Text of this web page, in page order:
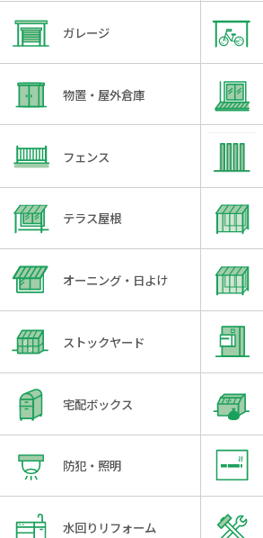
ガレージ
物置・屋外倉庫
フェンス
テラス屋根
オーニング・日よけ
ストックヤード
宅配ボックス
防犯・照明
水回りリフォーム